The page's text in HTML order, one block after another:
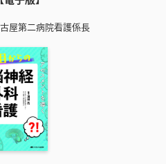
屋第二病院看護係長